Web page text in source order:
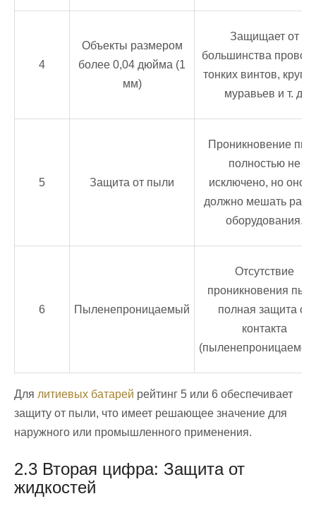
4
Объекты размером
более 0,04 дюйма (1
мм)
Защищает от
большинства
тонких винтов,
муравьев и т. д.
5 Защита от пыли
Проникновение
полностью не
исключено, но оно
должно мешать
оборудования.
6 Пыленепроницаемый
Отсутствие
проникновения
полная защита от
контакта
Для литиевых батарей рейтинг 5 или 6 обеспечивает
защиту от пыли, что имеет решающее значение для
наружного или промышленного применения.
2.3 Вторая цифра: Защита от
жидкостей